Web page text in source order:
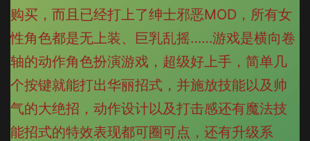
购买，而且已经打上了绅士邪恶MOD，所有女
性角色都是无上装、巨乳乱摇……游戏是横向卷
轴的动作角色扮演游戏，超级好上手，简单几
个按键就能打出华丽招式，并施放技能以及帅
气的大绝招，动作设计以及打击感还有魔法技
能招式的特效表现都可圈可点，还有升级系